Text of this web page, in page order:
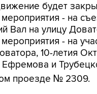
будет
- на
Вал на улицу
- на
10-летия
и
проезде № 2309.